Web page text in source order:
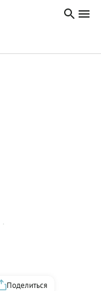
Поделиться